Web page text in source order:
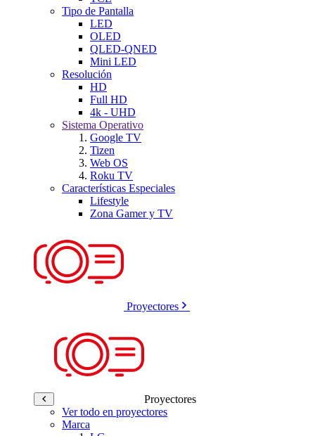
Tipo de Pantalla
LED
OLED
QLED-QNED
Mini LED
Resolución
HD
Full HD
4k - UHD
Sistema Operativo
Google TV
Tizen
Web OS
Roku TV
Características Especiales
Lifestyle
Zona Gamer y TV
Proyectores
Proyectores
Ver todo en proyectores
Marca